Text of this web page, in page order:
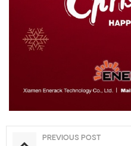
PREVIOUS POST